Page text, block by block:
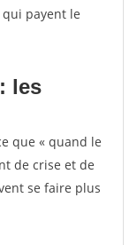
payent le
les
que « quand le
de crise et de
se faire plus